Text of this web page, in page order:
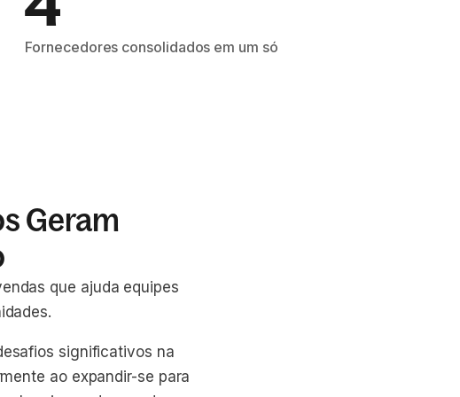
Fornecedores consolidados em um só
Geram
que ajuda equipes
significativos na
ao expandir-se para